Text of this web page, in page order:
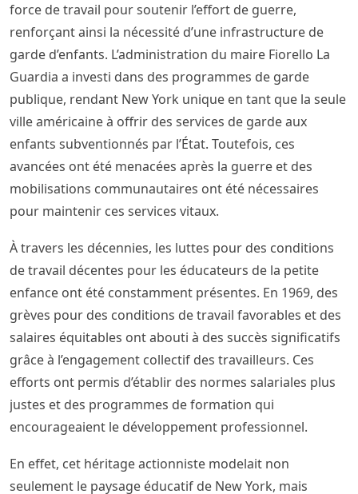
force de travail pour soutenir l’effort de guerre,
renforçant ainsi la nécessité d’une infrastructure de
garde d’enfants. L’administration du maire Fiorello La
Guardia a investi dans des programmes de garde
publique, rendant New York unique en tant que la seule
ville américaine à offrir des services de garde aux
enfants subventionnés par l’État. Toutefois, ces
avancées ont été menacées après la guerre et des
mobilisations communautaires ont été nécessaires
pour maintenir ces services vitaux.
À travers les décennies, les luttes pour des conditions
de travail décentes pour les éducateurs de la petite
enfance ont été constamment présentes. En 1969, des
grèves pour des conditions de travail favorables et des
salaires équitables ont abouti à des succès significatifs
grâce à l’engagement collectif des travailleurs. Ces
efforts ont permis d’établir des normes salariales plus
justes et des programmes de formation qui
encourageaient le développement professionnel.
En effet, cet héritage actionniste modelait non
seulement le paysage éducatif de New York, mais